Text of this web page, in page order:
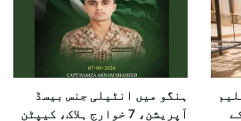
میزائل اور ڈرون حملوں کا
میں مشرق وسطیٰ کے کئی
طور پر متاثر ہوئے۔
ہنگو میں انٹیلی جنس بیسڈ
آپریشن، 7 خوارج ہلاک، کیپٹن